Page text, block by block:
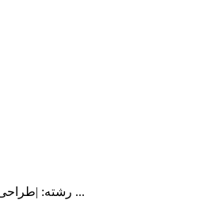
رشته: |طراحی و نقاشی|گرافیک|مجسم ...